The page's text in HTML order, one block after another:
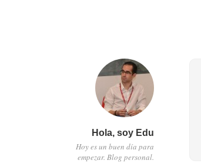
Hola, soy Edu
Hoy es un buen día para
empezar. Blog personal.